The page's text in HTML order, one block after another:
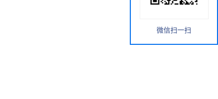
微信扫一扫